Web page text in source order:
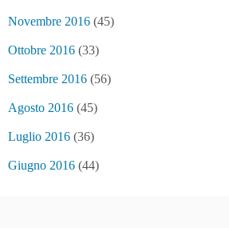
Novembre 2016 (45)
Ottobre 2016 (33)
Settembre 2016 (56)
Agosto 2016 (45)
Luglio 2016 (36)
Giugno 2016 (44)